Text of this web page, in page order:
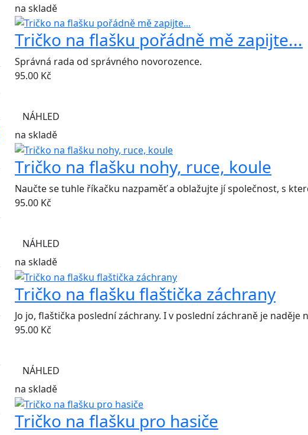
na skladě
Tričko na flašku pořádně mě zapijte...
Správná rada od správného novorozence.
95.00 Kč
NÁHLED
na skladě
Tričko na flašku nohy, ruce, koule
Naučte se tuhle říkačku nazpaměť a oblažujte jí společnost, s
95.00 Kč
NÁHLED
na skladě
Tričko na flašku flaštička záchrany
Jo jo, flaštička poslední záchrany. I v poslední záchraně je naděje
95.00 Kč
NÁHLED
na skladě
Tričko na flašku pro hasiče